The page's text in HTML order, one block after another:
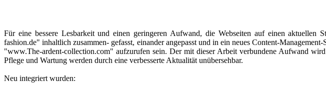
Für eine bessere Lesbarkeit und einen geringeren Aufwand, die Webseiten auf einen
fashion.de" inhaltlich zusammen- gefasst, einander angepasst und in ein neues Content-
"www.The-ardent-collection.com" aufzurufen sein. Der mit dieser Arbeit verbundene Aufwand
Pflege und Wartung werden durch eine verbesserte Aktualität unübersehbar.
Neu integriert wurden: